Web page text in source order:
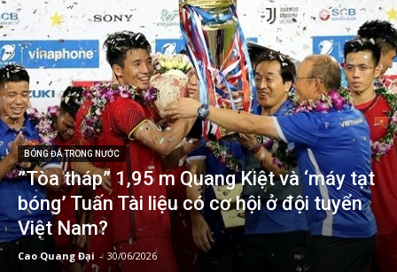
BÓNG ĐÁ TRONG NƯỚC
”Tòa tháp” 1,95 m Quang Kiệt và ‘máy tạt
bóng’ Tuấn Tài liệu có cơ hội ở đội tuyển
Việt Nam?
Cao Quang Đại - 30/06/2026